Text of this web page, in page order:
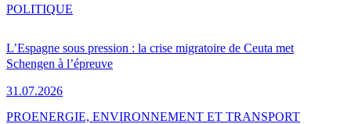
L’Espagne sous pression : la crise migratoire de Ceuta met
Schengen à l’épreuve
31.07.2026
POLITIQUE
PROENERGIE, ENVIRONNEMENT ET TRANSPORT